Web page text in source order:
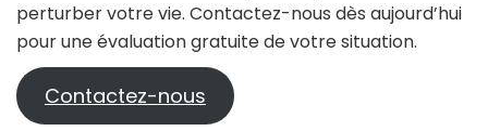
perturber votre vie. Contactez-nous dès aujourd’hui
pour une évaluation gratuite de votre situation.
Contactez-nous